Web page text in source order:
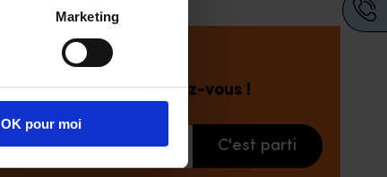
Marketing
OK pour moi
Prenez rendez-vous !
C'est parti